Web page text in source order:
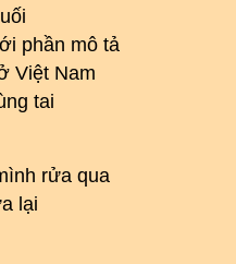
phần mô tả
Việt Nam
tai
rửa qua
lại